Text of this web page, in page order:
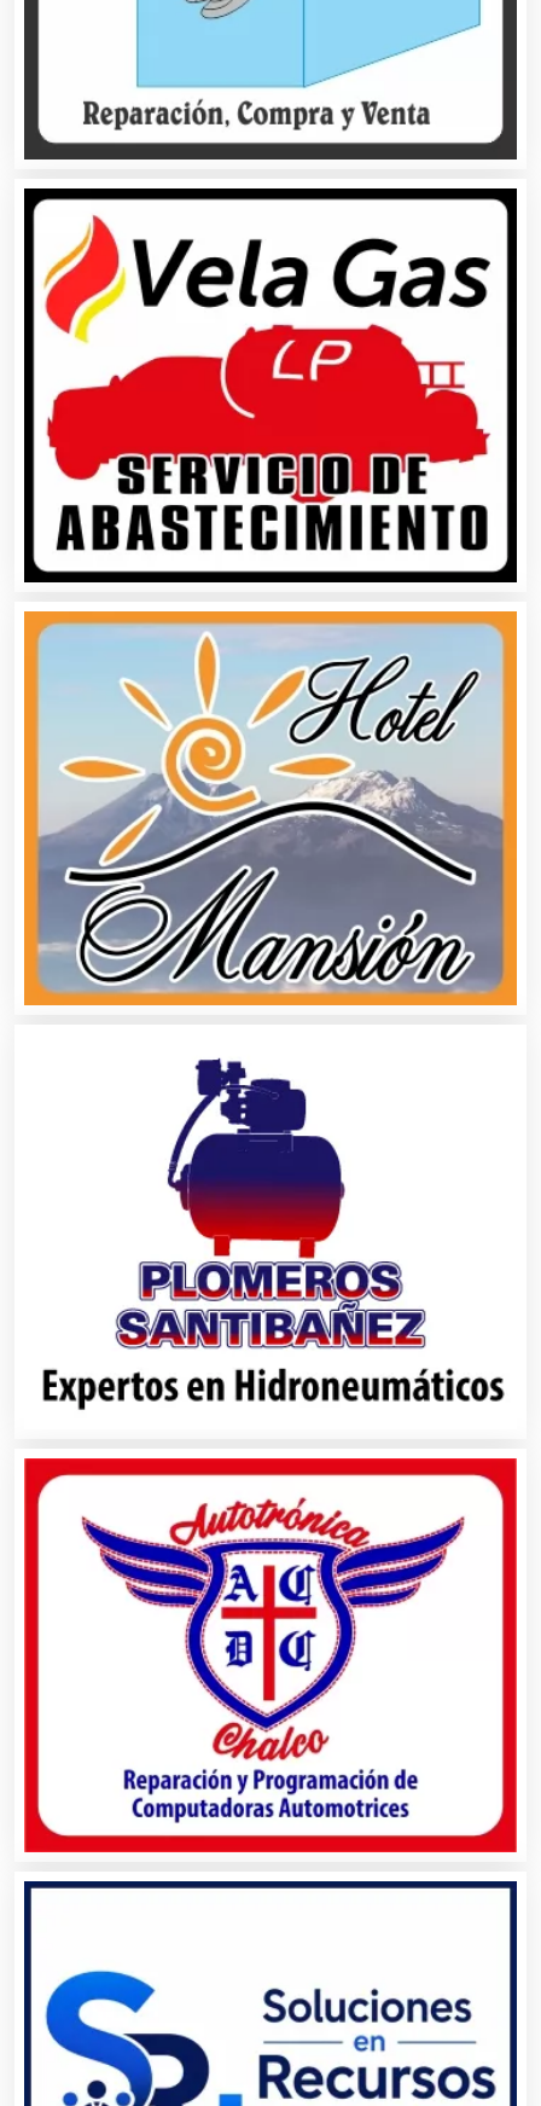
Artículos para el Hogar
Artículos para Regalos
Artículos Publicitarios
Aseguradoras
Asesores Técnicos
Asesoría Fiscal
Asociaciones Civiles
Asociaciones Empresariales
Audio, Sonido e Iluminación
Autobuses
Automatización
Automóviles Nuevos y Usados
Autopartes Eléctricas
Balnearios
Banquetes
Bebidas